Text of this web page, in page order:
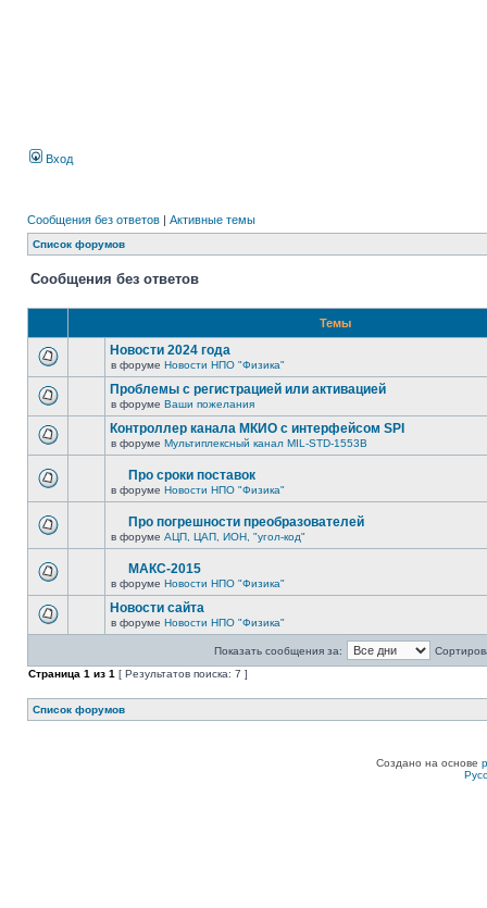
Вход
Сообщения без ответов | Активные темы
Список форумов
Сообщения без ответов
Темы
Новости 2024 года
в форуме Новости НПО "Физика"
Проблемы с регистрацией или активацией
в форуме Ваши пожелания
Контроллер канала МКИО с интерфейсом SPI
в форуме Мультиплексный канал MIL-STD-1553B
Про сроки поставок
в форуме Новости НПО "Физика"
Про погрешности преобразователей
в форуме АЦП, ЦАП, ИОН, "угол-код"
МАКС-2015
в форуме Новости НПО "Физика"
Новости сайта
в форуме Новости НПО "Физика"
Показать сообщения за:
Страница 1 из 1 [ Результатов поиска: 7 ]
Список форумов
Создано на основе